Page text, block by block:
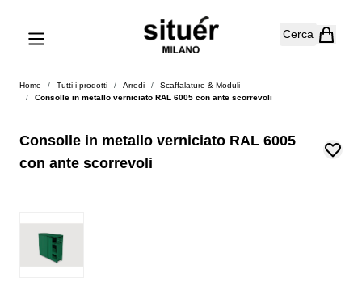
Cerca
Home / Tutti i prodotti / Arredi /
Scaffalature & Moduli
/
Consolle in metallo verniciato RAL 6005 con ante scorrevoli
Consolle in metallo verniciato RAL 6005
con ante scorrevoli